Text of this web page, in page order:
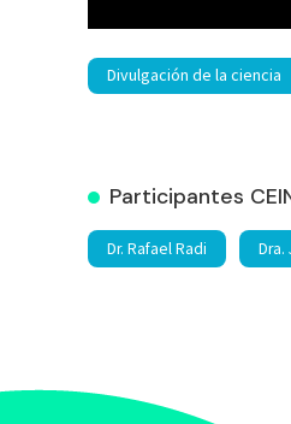
Divulgación de la ciencia
Participantes
Dr. Rafael Radi Dra.